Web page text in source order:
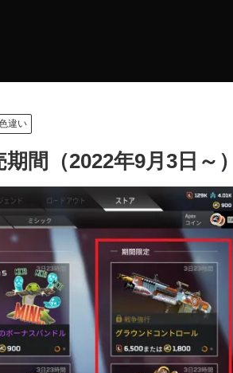
違い
間（2022年9月3日～）